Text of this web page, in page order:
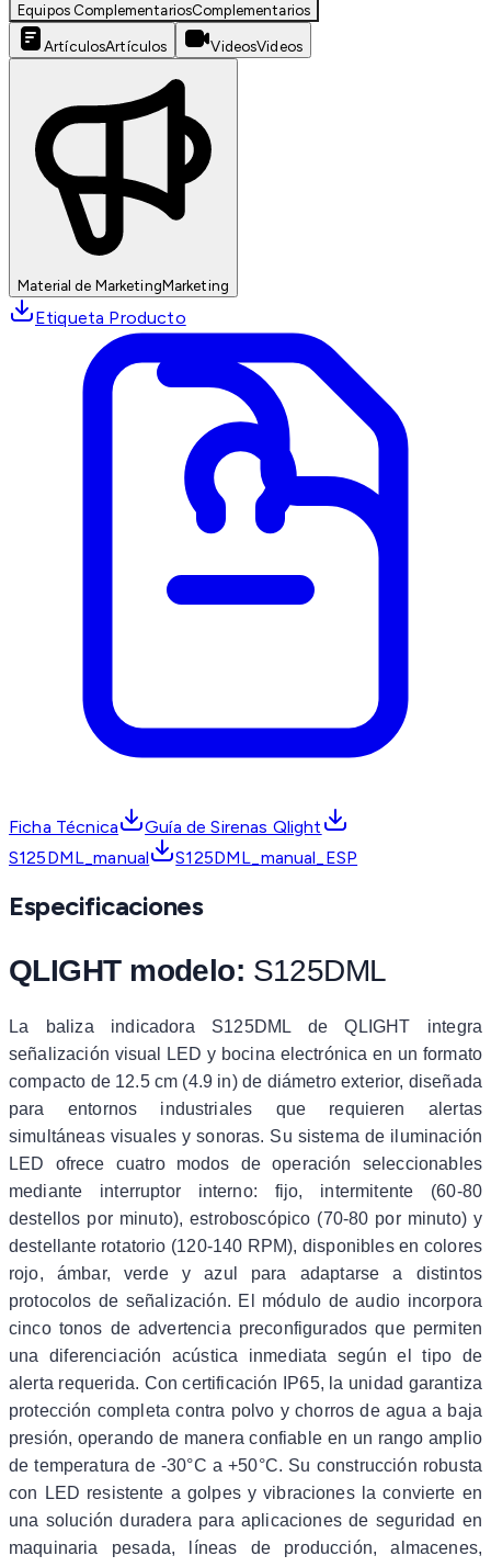
Equipos ComplementariosComplementarios
ArtículosArtículos VideosVideos
Material de MarketingMarketing
Etiqueta Producto
Ficha Técnica
Guía de Sirenas Qlight
S125DML_manual
S125DML_manual_ESP
Especificaciones
QLIGHT modelo: S125DML
La baliza indicadora S125DML de QLIGHT integra
señalización visual LED y bocina electrónica en un formato
compacto de 12.5 cm (4.9 in) de diámetro exterior, diseñada
para entornos industriales que requieren alertas
simultáneas visuales y sonoras. Su sistema de iluminación
LED ofrece cuatro modos de operación seleccionables
mediante interruptor interno: fijo, intermitente (60-80
destellos por minuto), estroboscópico (70-80 por minuto) y
destellante rotatorio (120-140 RPM), disponibles en colores
rojo, ámbar, verde y azul para adaptarse a distintos
protocolos de señalización. El módulo de audio incorpora
cinco tonos de advertencia preconfigurados que permiten
una diferenciación acústica inmediata según el tipo de
alerta requerida. Con certificación IP65, la unidad garantiza
protección completa contra polvo y chorros de agua a baja
presión, operando de manera confiable en un rango amplio
de temperatura de -30°C a +50°C. Su construcción robusta
con LED resistente a golpes y vibraciones la convierte en
una solución duradera para aplicaciones de seguridad en
maquinaria pesada, líneas de producción, almacenes,